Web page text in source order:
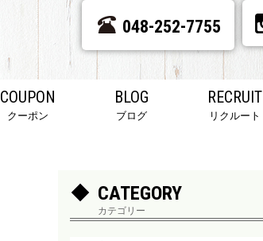
048-252-7755
COUPON
クーポン
BLOG
ブログ
RECRUIT
リクルート
CATEGORY
カテゴリー